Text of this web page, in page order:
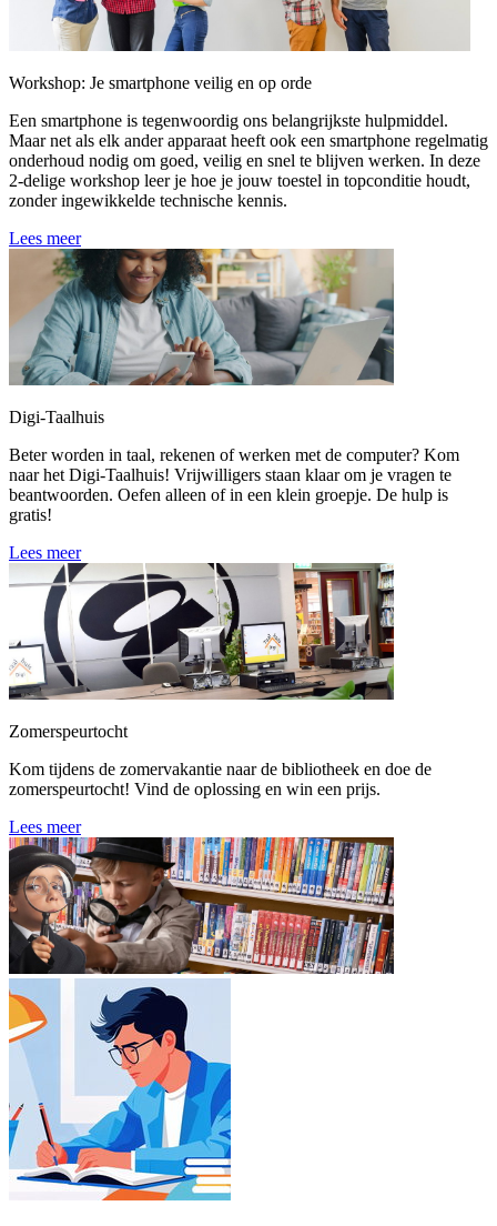
Workshop: Je smartphone veilig en op orde
Een smartphone is tegenwoordig ons belangrijkste hulpmiddel.
Maar net als elk ander apparaat heeft ook een smartphone regelmatig
onderhoud nodig om goed, veilig en snel te blijven werken. In deze
2-delige workshop leer je hoe je jouw toestel in topconditie houdt,
zonder ingewikkelde technische kennis.
Lees meer
Digi-Taalhuis
Beter worden in taal, rekenen of werken met de computer? Kom
naar het Digi-Taalhuis! Vrijwilligers staan klaar om je vragen te
beantwoorden. Oefen alleen of in een klein groepje. De hulp is
gratis!
Lees meer
Zomerspeurtocht
Kom tijdens de zomervakantie naar de bibliotheek en doe de
zomerspeurtocht! Vind de oplossing en win een prijs.
Lees meer